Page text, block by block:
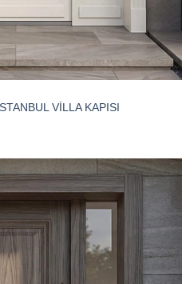
VİLLA KAPISI